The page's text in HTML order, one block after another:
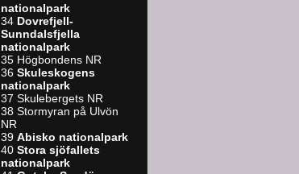
nationalpark
34 Dovrefjell-
Sunndalsfjella
nationalpark
35 Högbondens NR
36 Skuleskogens
nationalpark
37 Skulebergets NR
38 Stormyran på Ulvön
NR
39 Abisko nationalpark
40 Stora sjöfallets
nationalpark